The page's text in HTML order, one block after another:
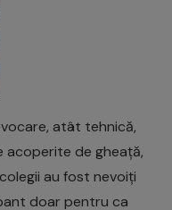
atât tehnică,
acoperite de gheață,
au fost nevoiți
doar pentru ca